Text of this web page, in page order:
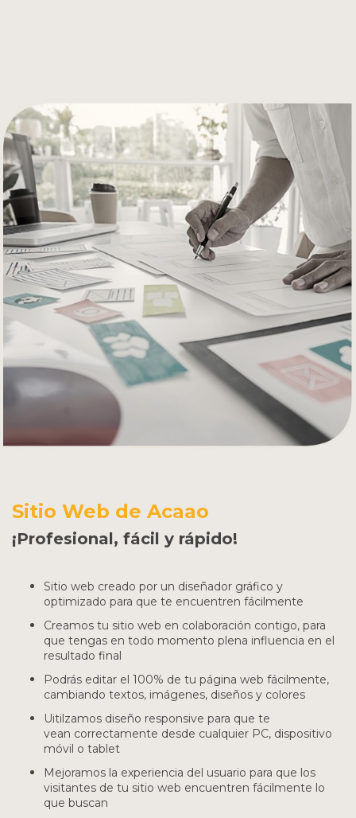
Sitio Web de Acaao
¡Profesional, fácil y rápido!
Sitio web creado por un diseñador gráfico y
optimizado para que te encuentren fácilmente
Creamos tu sitio web en colaboración contigo, para
que tengas en todo momento plena influencia en el
resultado final
Podrás editar el 100% de tu página web fácilmente,
cambiando textos, imágenes, diseños y colores
Uitilzamos diseño responsive para que te
vean correctamente desde cualquier PC, dispositivo
móvil o tablet
Mejoramos la experiencia del usuario para que los
visitantes de tu sitio web encuentren fácilmente lo
que buscan